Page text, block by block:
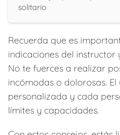
solitario
Recuerda que es
indicaciones del instructor
No te fuerces a realizar
incómodas o dolorosas.
personalizada y cada
límites y capacidades.